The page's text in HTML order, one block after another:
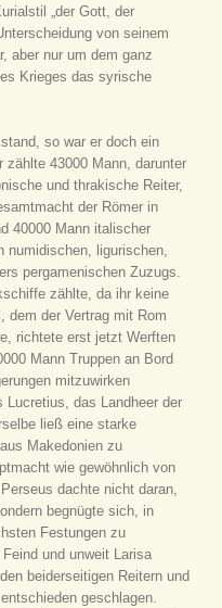
„der Gott, der
von seinem
aber nur um dem ganz
Krieges das syrische
so war er doch ein
zählte 43000 Mann, darunter
und thrakische Reiter,
der Römer in
40000 Mann italischer
numidischen, ligurischen,
pergamenischen Zuzugs.
zählte, da ihr keine
dem der Vertrag mit Rom
richtete erst jetzt Werften
Mann Truppen an Bord
mitzuwirken
Lucretius, das Landheer der
ließ eine starke
Makedonien zu
wie gewöhnlich von
dachte nicht daran,
begnügte sich, in
Festungen zu
und unweit Larisa
beiderseitigen Reitern und
geschlagen.